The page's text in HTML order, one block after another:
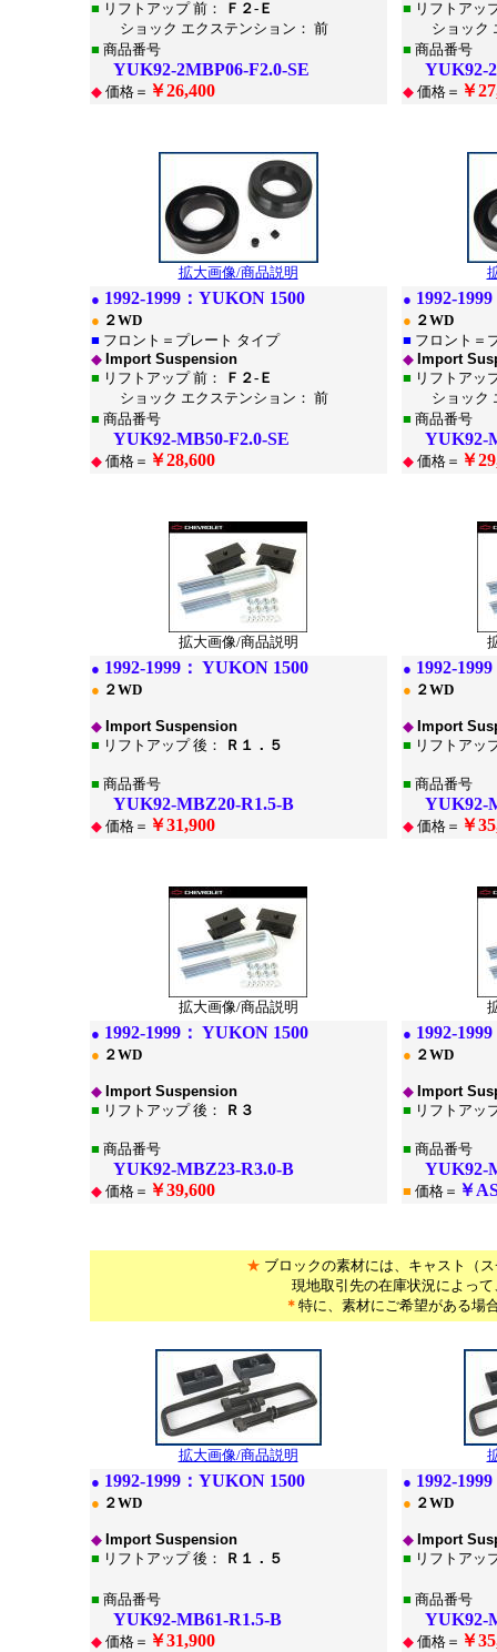
■ リフトアップ 前：
Ｆ２-Ｅ
ショック エクステンション： 前
■ 商品番号
YUK92-2MBP06-F2.0-SE
◆価格＝ ￥26,400
■ リフトアッ
ショック
■ 商品番号
YUK92-
◆価格＝ ￥
拡大画像/商品説明
● 1992-1999： YUKON 1500
● ２WD
■ フロント＝プレート タイプ
◆ Import Suspension
■ リフトアップ 前：
Ｆ２-Ｅ
ショック エクステンション： 前
■ 商品番号
YUK92-MB50-F2.0-SE
◆価格＝ ￥28,600
● 1992-1999
● ２WD
■ フロント＝
◆ Import
■ リフトアッ
ショック
■ 商品番号
YUK92-
◆価格＝ ￥
拡大画像/商品説明
● 1992-1999： YUKON 1500
● ２WD
◆ Import Suspension
■ リフトアップ 後： Ｒ１．５
■ 商品番号
YUK92-MBZ20-R1.5-B
◆価格＝ ￥31,900
● 1992-1999
● ２WD
◆ Import
■ リフトアッ
■ 商品番号
YUK92-
◆価格＝ ￥
拡大画像/商品説明
● 1992-1999： YUKON 1500
● ２WD
◆ Import Suspension
■ リフトアップ 後： Ｒ３
■ 商品番号
YUK92-MBZ23-R3.0-B
◆価格＝ ￥39,600
● 1992-1999
● ２WD
◆ Import
■ リフトアッ
■ 商品番号
YUK92-
■ 価格＝ ￥
★ ブロックの素材には、キャスト（
現地取引先の在庫状況によっ
＊ 特に、素材にご希望がある場
拡大画像/商品説明
● 1992-1999： YUKON 1500
● ２WD
◆ Import Suspension
■ リフトアップ 後： Ｒ１．５
■ 商品番号
YUK92-MB61-R1.5-B
◆価格＝ ￥31,900
● 1992-1999
● ２WD
◆ Import
■ リフトアッ
■ 商品番号
YUK92-
◆価格＝ ￥